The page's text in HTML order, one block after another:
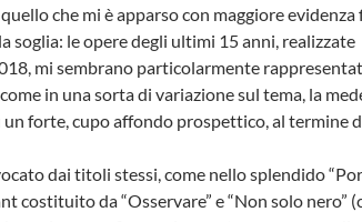
che mi è apparso con maggiore evidenza
soglia: le opere degli ultimi 15 anni, realizzate
mi sembrano particolarmente
in una sorta di variazione sul tema, la
forte, cupo affondo prospettico, al termine
dai titoli stessi, come nello splendido
costituito da “Osservare” e “Non solo nero”